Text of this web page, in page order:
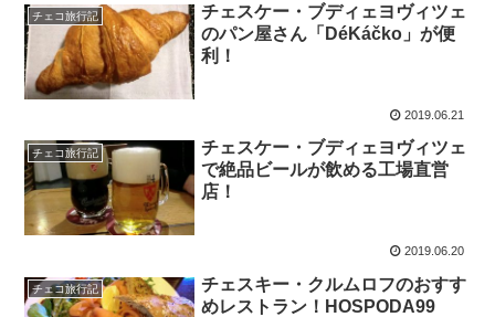
チェコ旅行記
チェスケー・ブディェヨヴィツェ
のパン屋さん「DéKáčko」が便
利！
2019.06.21
チェコ旅行記
チェスケー・ブディェヨヴィツェ
で絶品ビールが飲める工場直営
店！
2019.06.20
チェコ旅行記
チェスキー・クルムロフのおすす
めレストラン！HOSPODA99